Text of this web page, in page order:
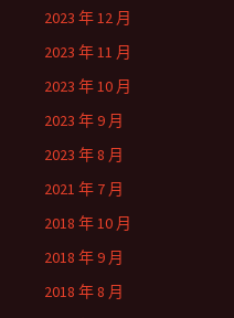
2023 年 12 月
2023 年 11 月
2023 年 10 月
2023 年 9 月
2023 年 8 月
2021 年 7 月
2018 年 10 月
2018 年 9 月
2018 年 8 月